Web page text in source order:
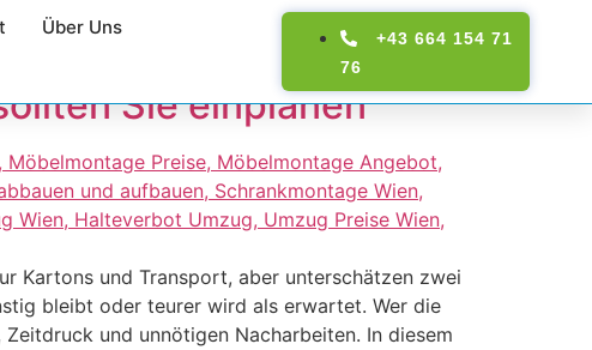
Über Uns
+43 664 154 71
76
Sie einplanen
Kartons und Transport, aber unterschätzen zwei
bleibt oder teurer wird als erwartet. Wer die
und unnötigen Nacharbeiten. In diesem